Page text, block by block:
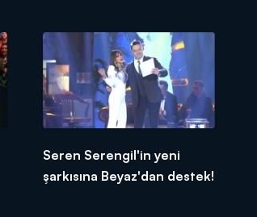
Seren Serengil'in yeni
şarkısına Beyaz'dan destek!